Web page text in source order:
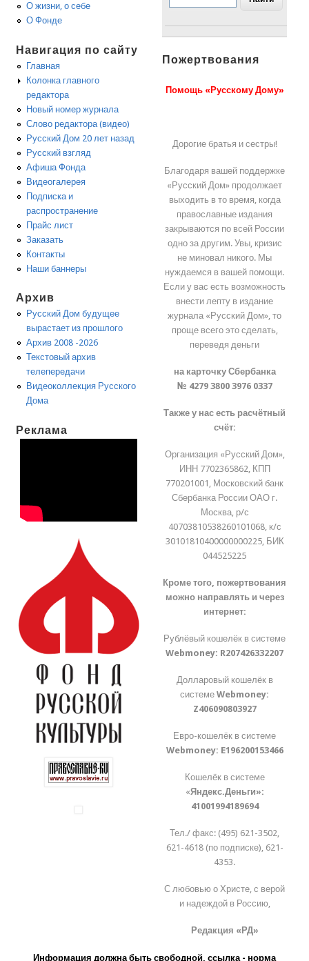
О жизни, о себе
О Фонде
Навигация по сайту
Главная
Колонка главного
редактора
Новый номер журнала
Слово редактора (видео)
Русский Дом 20 лет назад
Русский взгляд
Афиша Фонда
Видеогалерея
Подписка и
распространение
Прайс лист
Заказать
Контакты
Наши баннеры
Архив
Русский Дом будущее
вырастает из прошлого
Архив 2008 -2026
Текстовый архив
телепередачи
Видеоколлекция Русского
Дома
Реклама
Пожертвования
Помощь «Русскому Дому»
Дорогие братья и сестры!
Благодаря вашей поддержке
«Русский Дом» продолжает
выходить в то время, когда
православные издания
закрываются по всей России
одно за другим. Увы, кризис
не миновал никого. Мы
нуждаемся в вашей помощи.
Если у вас есть возможность
внести лепту в издание
журнала «Русский Дом», то
проще всего это сделать,
переведя деньги
на карточку Сбербанка
№ 4279 3800 3976 0337
Также у нас есть расчётный
счёт:
Организация «Русский Дом»,
ИНН 7702365862, КПП
770201001, Московский банк
Сбербанка России ОАО г.
Москва, р/с
40703810538260101068, к/с
30101810400000000225, БИК
044525225
Кроме того, пожертвования
можно направлять и через
интернет:
Рублёвый кошелёк в системе
Webmoney: R207426332207
Долларовый кошелёк в
системеWebmoney:
Z406090803927
Евро-кошелёк в системе
Webmoney: E196200153466
Кошелёк в системе
«Яндекс.Деньги»:
41001994189694
Тел./ факс: (495) 621-3502,
621-4618 (по подписке), 621-
4353.
С любовью о Христе, с верой
и надеждой в Россию,
Редакция «РД»
Информация должна быть свободной, ссылка - норма